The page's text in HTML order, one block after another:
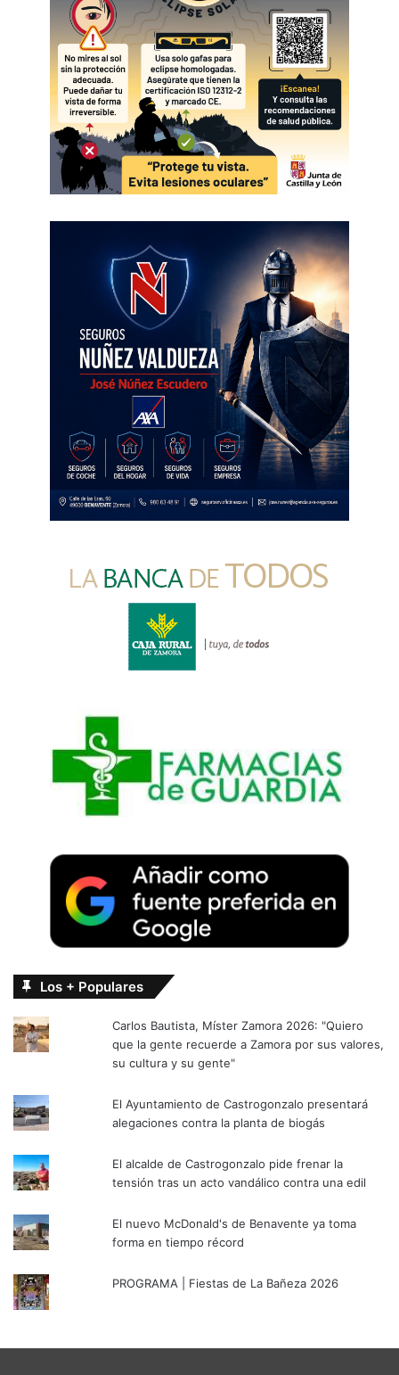
Los + Populares
Carlos Bautista, Míster Zamora 2026: "Quiero
que la gente recuerde a Zamora por sus valores,
su cultura y su gente"
El Ayuntamiento de Castrogonzalo presentará
alegaciones contra la planta de biogás
El alcalde de Castrogonzalo pide frenar la
tensión tras un acto vandálico contra una edil
El nuevo McDonald's de Benavente ya toma
forma en tiempo récord
PROGRAMA | Fiestas de La Bañeza 2026